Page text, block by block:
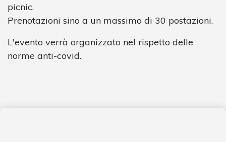
picnic.
Prenotazioni sino a un massimo di 30 postazioni.
L'evento verrà organizzato nel rispetto delle
norme anti-covid.